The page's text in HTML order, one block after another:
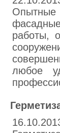
работы,
любое